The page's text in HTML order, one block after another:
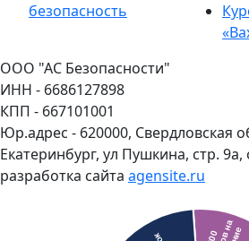
безопасность
ООО "АС Безопасности"
ИНН - 6686127898
КПП - 667101001
Юр.адрес - 620000, Свердловская
Екатеринбург, ул Пушкина, стр.
разработка сайта agensite.ru